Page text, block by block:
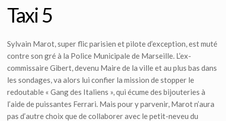
Taxi 5
Sylvain Marot, super flic parisien et pilote d’exception, est muté
contre son gré à la Police Municipale de Marseille. L’ex-
commissaire Gibert, devenu Maire de la ville et au plus bas dans
les sondages, va alors lui confier la mission de stopper le
redoutable « Gang des Italiens », qui écume des bijouteries à
l’aide de puissantes Ferrari. Mais pour y parvenir, Marot n’aura
pas d’autre choix que de collaborer avec le petit-neveu du